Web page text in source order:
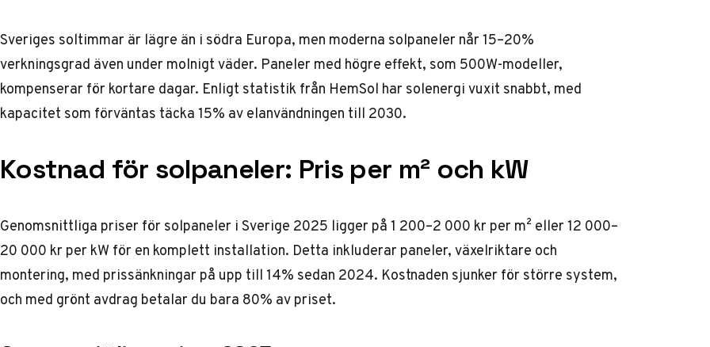
Sveriges soltimmar är lägre än i södra Europa, men moderna solpaneler når 15–20%
verkningsgrad även under molnigt väder. Paneler med högre effekt, som 500W-modeller,
kompenserar för kortare dagar. Enligt statistik från HemSol har solenergi vuxit snabbt, med
kapacitet som förväntas täcka 15% av elanvändningen till 2030.
Kostnad för solpaneler: Pris per m² och kW
Genomsnittliga priser för solpaneler i Sverige 2025 ligger på 1 200–2 000 kr per m² eller 12 000–
20 000 kr per kW för en komplett installation. Detta inkluderar paneler, växelriktare och
montering, med prissänkningar på upp till 14% sedan 2024. Kostnaden sjunker för större system,
och med grönt avdrag betalar du bara 80% av priset.